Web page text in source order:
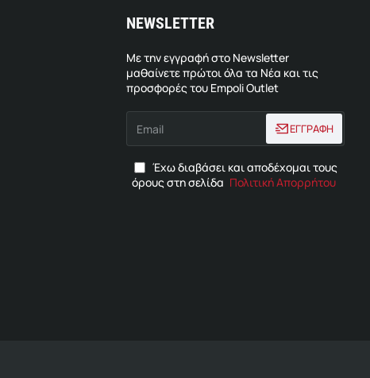
NEWSLETTER
Με την εγγραφή στο Newsletter
μαθαίνετε πρώτοι όλα τα Νέα και τις
προσφορές του Empoli Outlet
Email
ΕΓΓΡΑΦΗ
Έχω διαβάσει και αποδέχομαι τους
όρους στη σελίδα Πολιτική Απορρήτου